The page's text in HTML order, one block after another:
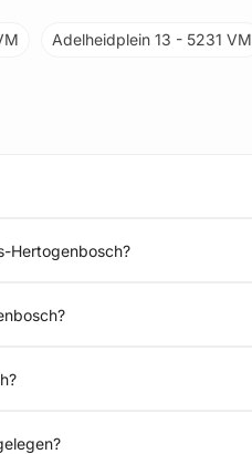
Adelheidplein 13 - 5231 VM
Hertogenbosch?